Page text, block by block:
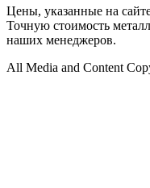
Цены, указанные на
Точную стоимость
наших менеджеров.
All Media and Content